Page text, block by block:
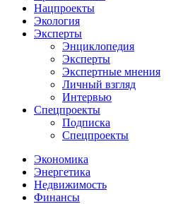
Нацпроекты
Экология
Эксперты
Энциклопедия
Эксперты
Экспертные мнения
Личный взгляд
Интервью
Спецпроекты
Подписка
Спецпроекты
Экономика
Энергетика
Недвижимость
Финансы